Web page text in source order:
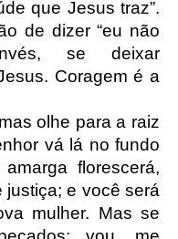
que Jesus traz”.
de dizer “eu não
se deixar
Coragem é a
olhe para a raiz
vá lá no fundo
florescerá,
e você será
mulher. Mas se